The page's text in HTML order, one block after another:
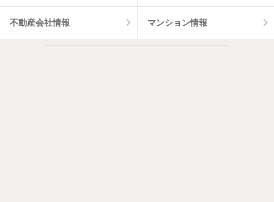
不動産会社情報 マンション情報